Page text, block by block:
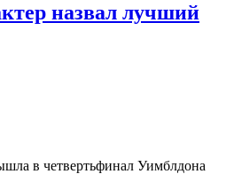
назвал лучший
в четвертьфинал Уимблдона